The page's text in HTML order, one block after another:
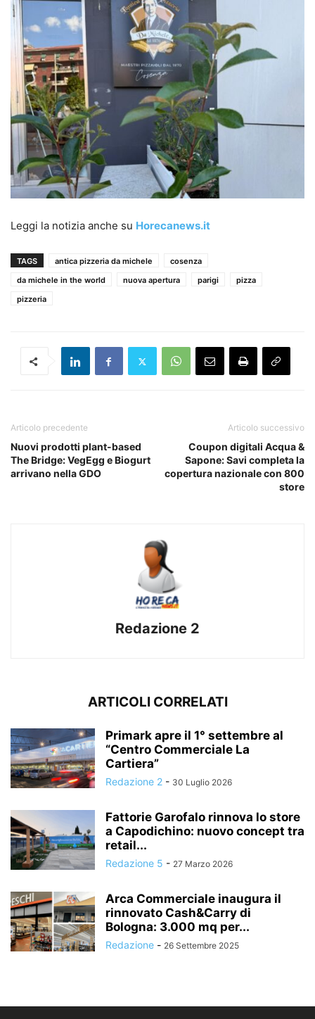
Leggi la notizia anche su Horecanews.it
TAGS antica pizzeria da michele
cosenza
da michele in the world
nuova apertura parigi
pizza
pizzeria
Articolo precedente
Nuovi prodotti plant-based
The Bridge: VegEgg e Biogurt
arrivano nella GDO
Articolo successivo
Coupon digitali Acqua &
Sapone: Savi completa la
copertura nazionale con 800
store
Redazione 2
ARTICOLI CORRELATI
Primark apre il 1° settembre al
“Centro Commerciale La
Cartiera”
Redazione 2 - 30 Luglio 2026
Fattorie Garofalo rinnova lo store
a Capodichino: nuovo concept tra
retail...
Redazione 5 - 27 Marzo 2026
Arca Commerciale inaugura il
rinnovato Cash&Carry di
Bologna: 3.000 mq per...
Redazione - 26 Settembre 2025